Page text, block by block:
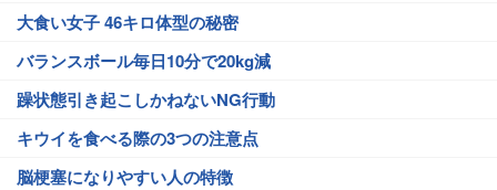
大食い女子 46キロ体型の秘密
バランスボール毎日10分で20kg減
躁状態引き起こしかねないNG行動
キウイを食べる際の3つの注意点
脳梗塞になりやすい人の特徴